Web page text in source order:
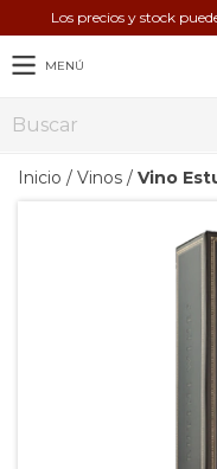
Los precios y stock
MENÚ
Inicio / Vinos / Vino